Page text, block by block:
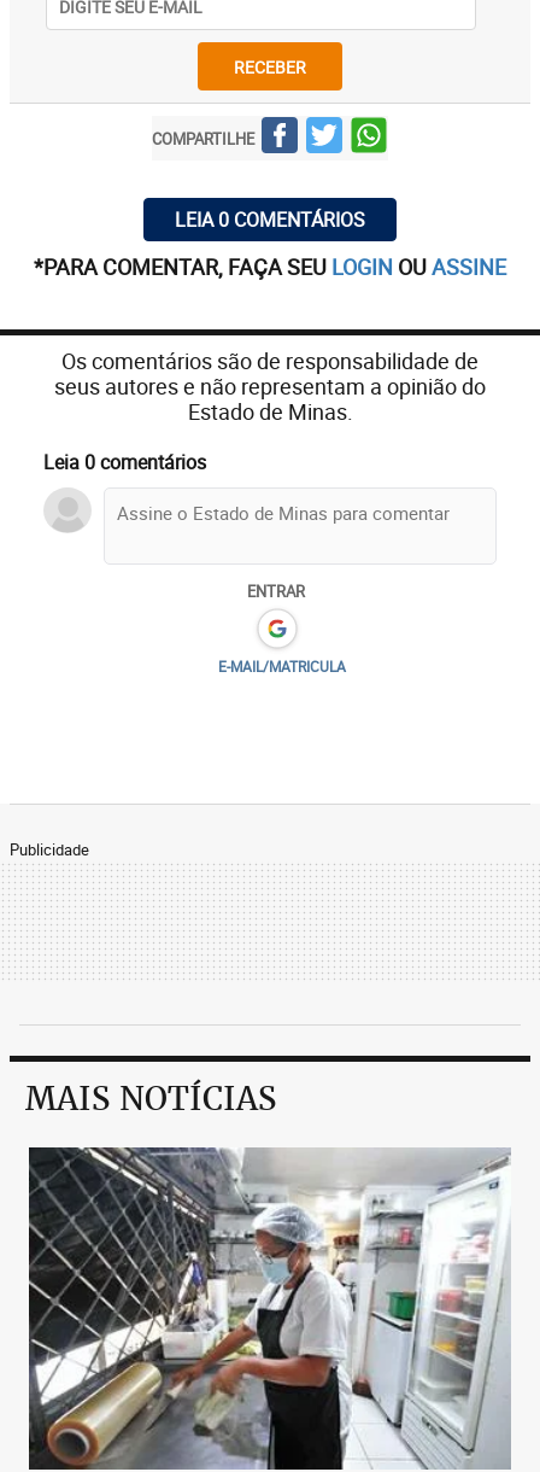
RECEBER
COMPARTILHE
LEIA 0 COMENTÁRIOS
*PARA COMENTAR, FAÇA SEU LOGIN OUASSINE
Os comentários são de responsabilidade de
seus autores e não representam a opinião do
Estado de Minas.
Leia 0 comentários
ENTRAR
E-MAIL/MATRICULA
Publicidade
MAIS NOTÍCIAS